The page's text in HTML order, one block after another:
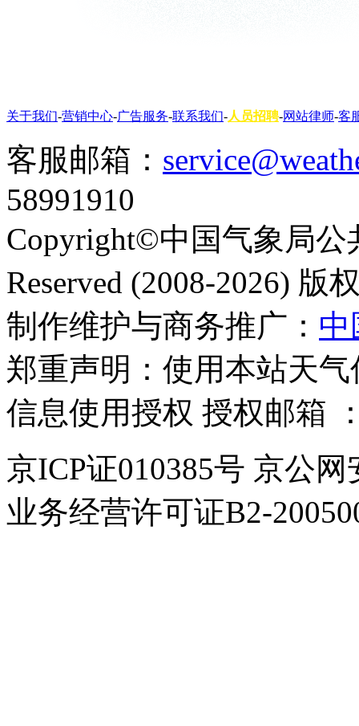
关于我们-营销中心-广告服务-联系我们-人员招聘-网站律师-客
客服邮箱：
58991910
Copyright©中国气象局
Reserved (2008-2026) 版
制作维护与商务推广： 中
郑重声明：使用本站天
信息使用授权 授权邮箱
京ICP证010385号 京公
业务经营许可证B2-